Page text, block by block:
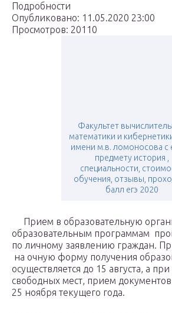
Подробности
Опубликовано: 11.05.2020 23:00
Просмотров: 20110
Факультет
математики и
имени м.в. ломоносова c
предмету история ,
специальности,
обучения, отзывы,
балл егэ 2020
Прием в образовательную
образовательным программам
по личному заявлению граждан.
на очную форму получения
осуществляется до 15 августа, а
свободных мест, прием документов
25 ноября текущего года.